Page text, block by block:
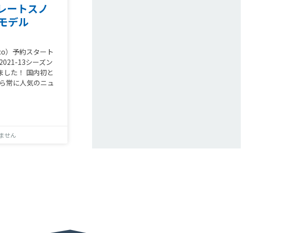
ートスノ
デル
）予約スタート
13シーズン
した！ 国内初と
常に人気のニュ
せん